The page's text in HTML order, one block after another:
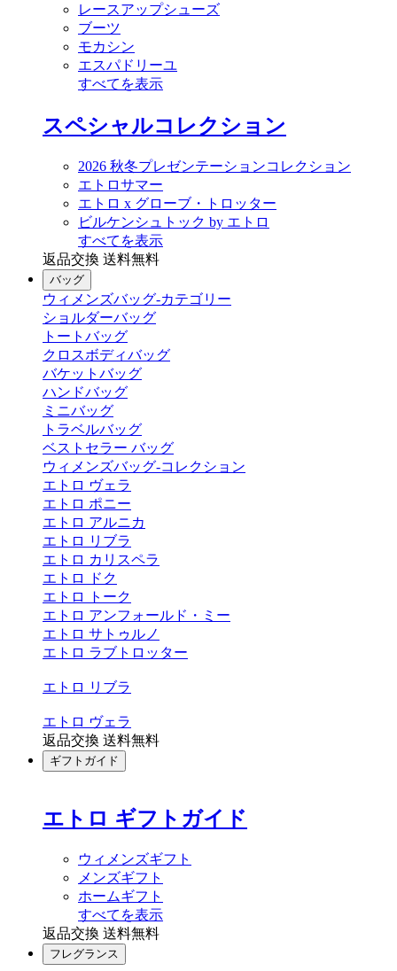
レースアップシューズ
ブーツ
モカシン
エスパドリーユ
すべてを表示
スペシャルコレクション
2026 秋冬プレゼンテーションコレクション
エトロサマー
エトロ x グローブ・トロッター
ビルケンシュトック by エトロ
すべてを表示
返品交換 送料無料
バッグ
ウィメンズバッグ-カテゴリー
ショルダーバッグ
トートバッグ
クロスボディバッグ
バケットバッグ
ハンドバッグ
ミニバッグ
トラベルバッグ
ベストセラー バッグ
ウィメンズバッグ-コレクション
エトロ ヴェラ
エトロ ポニー
エトロ アルニカ
エトロ リブラ
エトロ カリスペラ
エトロ ドク
エトロ トーク
エトロ アンフォールド・ミー
エトロ サトゥルノ
エトロ ラブトロッター
エトロ リブラ
エトロ ヴェラ
返品交換 送料無料
ギフトガイド
エトロ ギフトガイド
ウィメンズギフト
メンズギフト
ホームギフト
すべてを表示
返品交換 送料無料
フレグランス